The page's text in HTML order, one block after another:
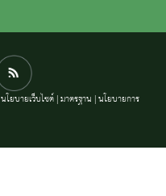
นโยบายเว็บไซต์|มาตรฐาน |นโยบายการ